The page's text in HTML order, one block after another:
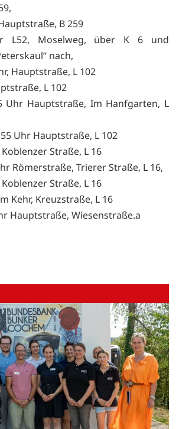
B 259
L52, Moselweg, über K 6 und
nach,
Hauptstraße, L 102
L 102
Uhr Hauptstraße, Im Hanfgarten, L
Uhr Hauptstraße, L 102
Straße, L 16
Römerstraße, Trierer Straße, L 16,
Straße, L 16
Kehr, Kreuzstraße, L 16
Hauptstraße, Wiesenstraße.a